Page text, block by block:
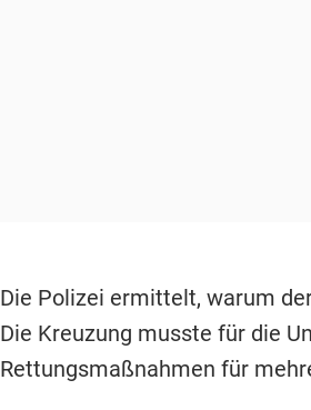
Die Polizei ermittelt, warum
Die Kreuzung musste für die
Rettungsmaßnahmen für